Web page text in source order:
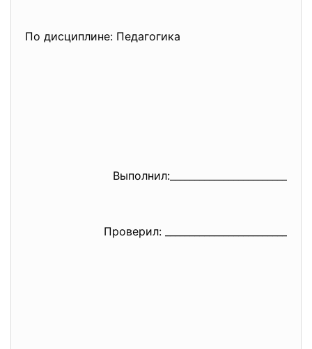
По дисциплине: Педагогика
Выполнил:_____________________
Проверил: _________________________